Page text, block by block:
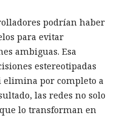
podrían haber
para evitar
ambiguas. Esa
estereotipadas
elimina por completo a
las redes no solo
lo transforman en